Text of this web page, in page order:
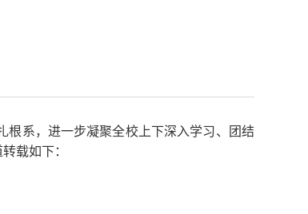
根系，进一步凝聚全校上下深入学习、团结
载如下：